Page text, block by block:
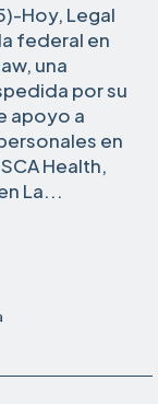
Hoy, Legal
federal en
una
por su
apoyo a
en
Health,
La...